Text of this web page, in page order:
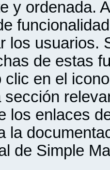
y ordenada.
los usuarios.
de estas
clic en el
sección
los enlaces
la
de Simple